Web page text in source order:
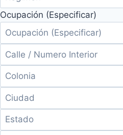
Ocupación (Especificar)